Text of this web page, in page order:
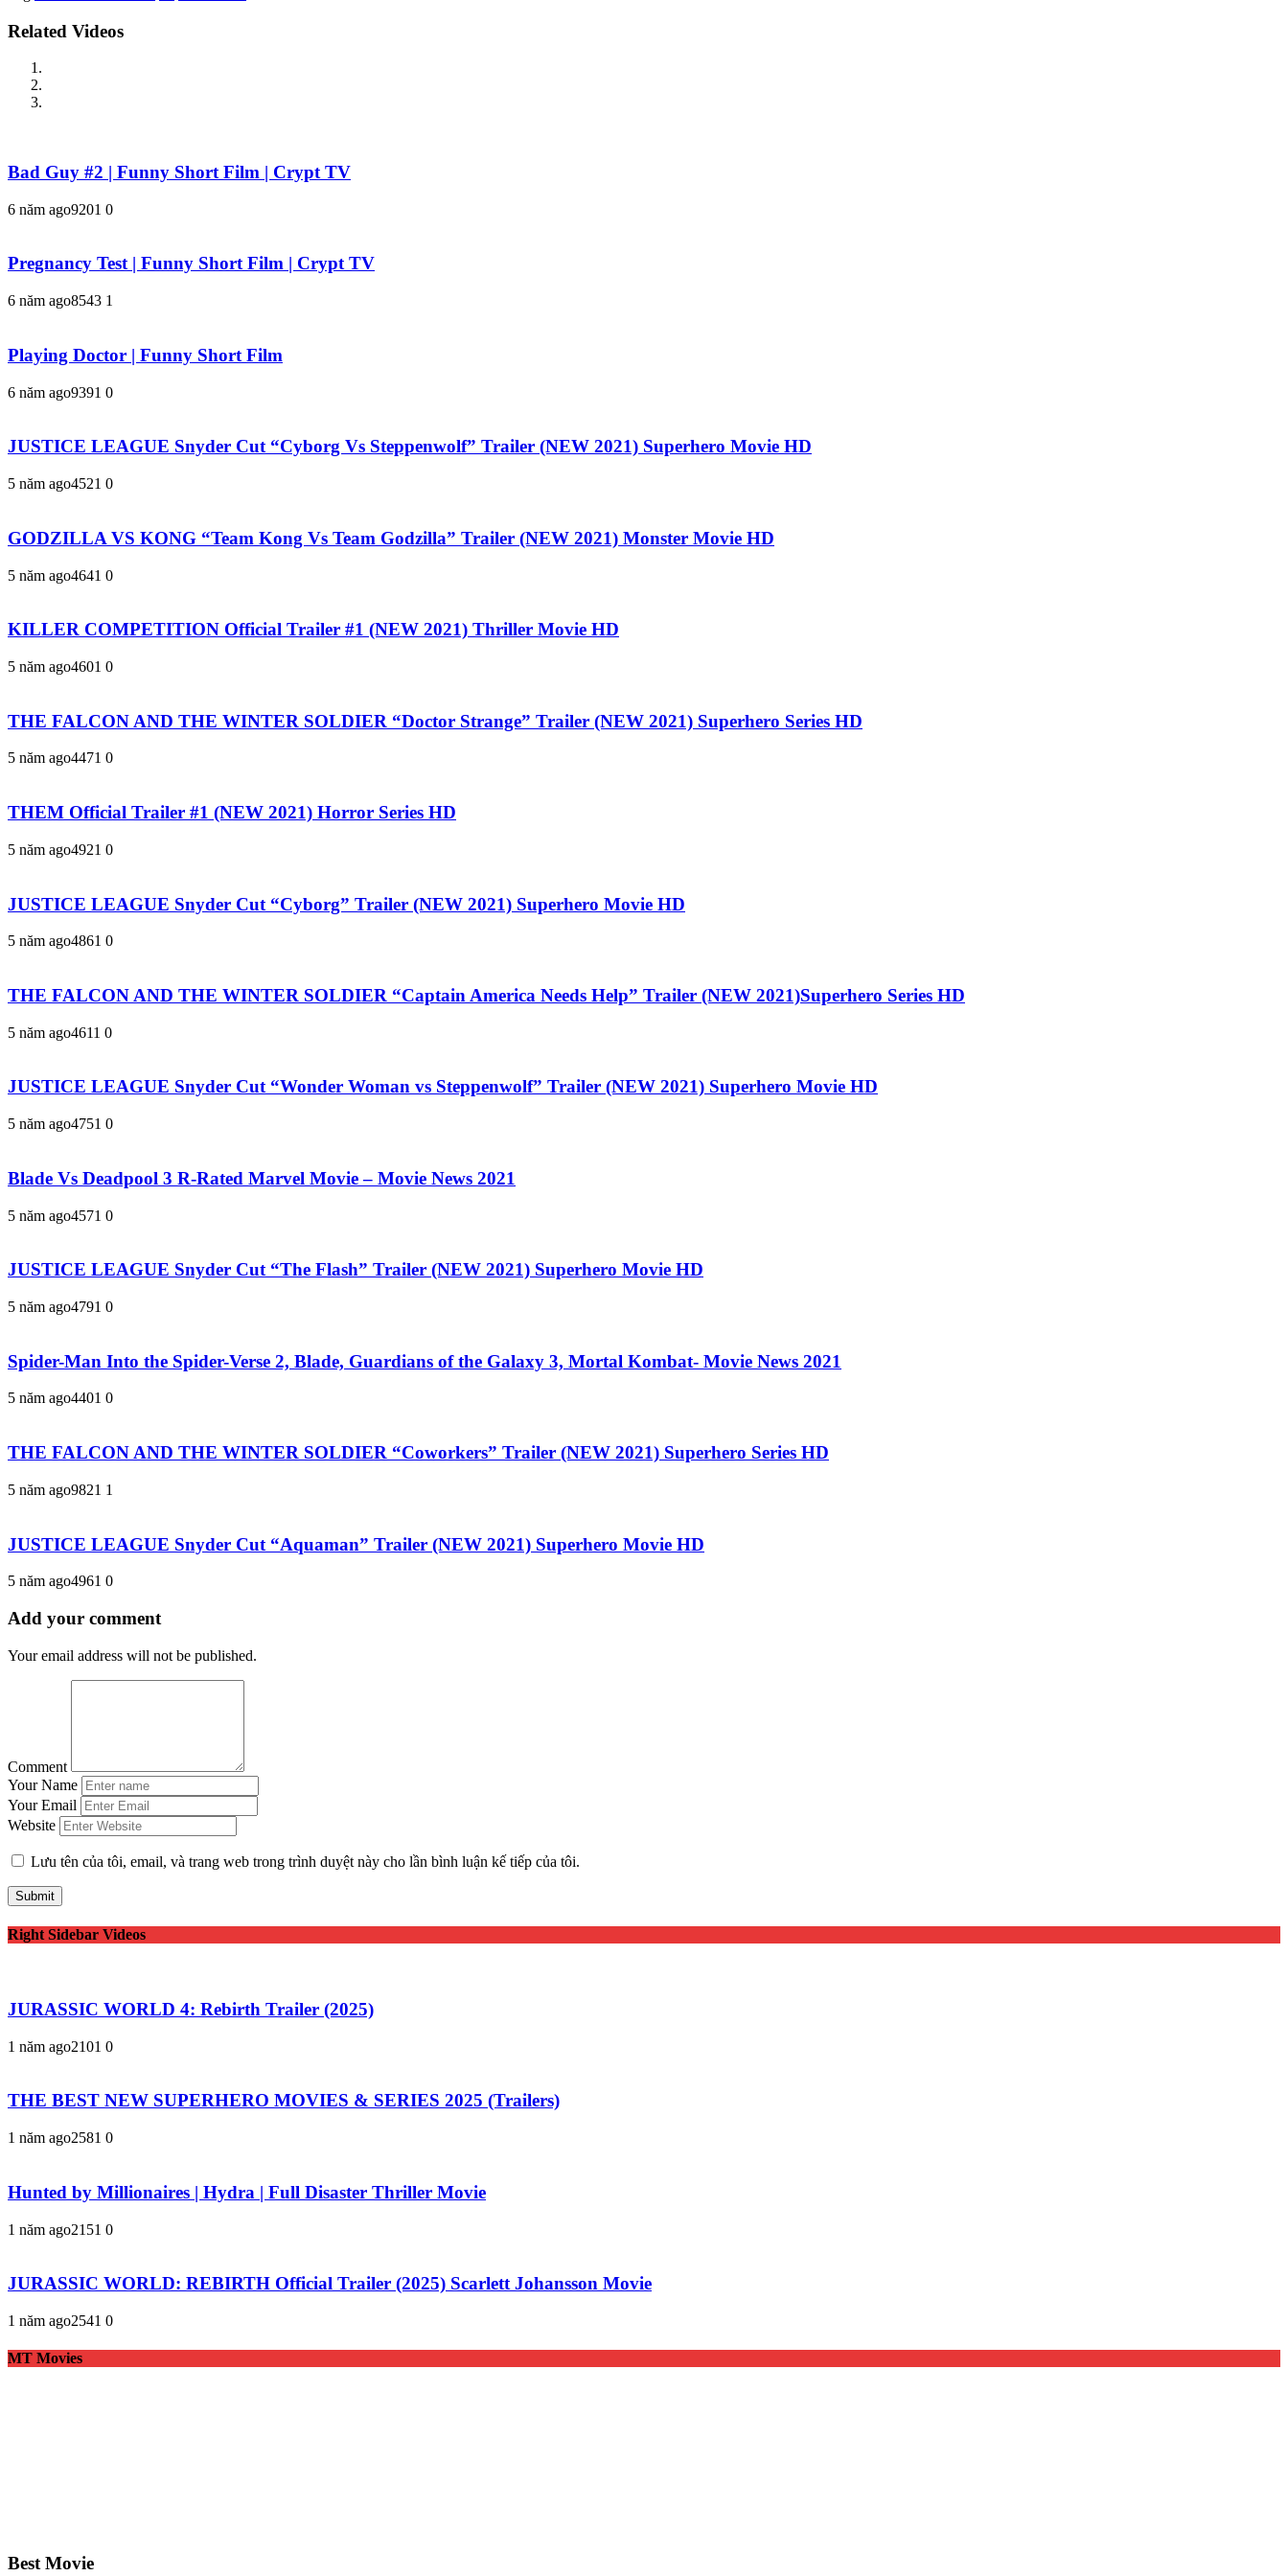
Related Videos
Bad Guy #2 | Funny Short Film | Crypt TV
6 năm ago9201 0
Pregnancy Test | Funny Short Film | Crypt TV
6 năm ago8543 1
Playing Doctor | Funny Short Film
6 năm ago9391 0
JUSTICE LEAGUE Snyder Cut “Cyborg Vs Steppenwolf” Trailer (NEW 2021) Superhero Movie HD
5 năm ago4521 0
GODZILLA VS KONG “Team Kong Vs Team Godzilla” Trailer (NEW 2021) Monster Movie HD
5 năm ago4641 0
KILLER COMPETITION Official Trailer #1 (NEW 2021) Thriller Movie HD
5 năm ago4601 0
THE FALCON AND THE WINTER SOLDIER “Doctor Strange” Trailer (NEW 2021) Superhero Series HD
5 năm ago4471 0
THEM Official Trailer #1 (NEW 2021) Horror Series HD
5 năm ago4921 0
JUSTICE LEAGUE Snyder Cut “Cyborg” Trailer (NEW 2021) Superhero Movie HD
5 năm ago4861 0
THE FALCON AND THE WINTER SOLDIER “Captain America Needs Help” Trailer (NEW 2021)Superhero Series HD
5 năm ago4611 0
JUSTICE LEAGUE Snyder Cut “Wonder Woman vs Steppenwolf” Trailer (NEW 2021) Superhero Movie HD
5 năm ago4751 0
Blade Vs Deadpool 3 R-Rated Marvel Movie – Movie News 2021
5 năm ago4571 0
JUSTICE LEAGUE Snyder Cut “The Flash” Trailer (NEW 2021) Superhero Movie HD
5 năm ago4791 0
Spider-Man Into the Spider-Verse 2, Blade, Guardians of the Galaxy 3, Mortal Kombat- Movie News 2021
5 năm ago4401 0
THE FALCON AND THE WINTER SOLDIER “Coworkers” Trailer (NEW 2021) Superhero Series HD
5 năm ago9821 1
JUSTICE LEAGUE Snyder Cut “Aquaman” Trailer (NEW 2021) Superhero Movie HD
5 năm ago4961 0
Add your comment
Your email address will not be published.
Comment
Your Name
Your Email
Website
Lưu tên của tôi, email, và trang web trong trình duyệt này cho lần bình luận kế tiếp của tôi.
Right Sidebar Videos
JURASSIC WORLD 4: Rebirth Trailer (2025)
1 năm ago2101 0
THE BEST NEW SUPERHERO MOVIES & SERIES 2025 (Trailers)
1 năm ago2581 0
Hunted by Millionaires | Hydra | Full Disaster Thriller Movie
1 năm ago2151 0
JURASSIC WORLD: REBIRTH Official Trailer (2025) Scarlett Johansson Movie
1 năm ago2541 0
MT Movies
Best Movie